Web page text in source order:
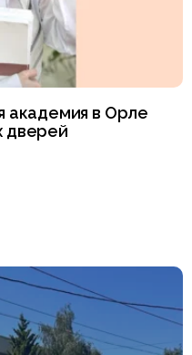
академия в Орле
дверей